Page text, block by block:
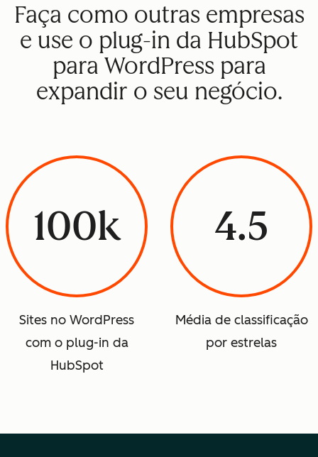
Faça como outras empresas
e use o plug-in da HubSpot
para WordPress para
expandir o seu negócio.
100k
Sites no WordPress
com o plug-in da
HubSpot
4.5
Média de classificação
por estrelas